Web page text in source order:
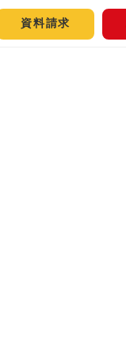
資料請求